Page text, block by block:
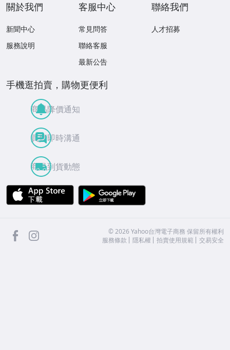
關於我們
新聞中心
服務說明
客服中心
常見問答
聯絡客服
最新公告
聯絡我們
人才招募
手機逛拍賣，購物更便利
商品降價通知
買賣即時溝通
商品到貨動態
APP Store
facebook ©2026 Yahoo台灣電子商務 保留所有權利
服務條款
隱私權 拍賣使用規範 交易安全